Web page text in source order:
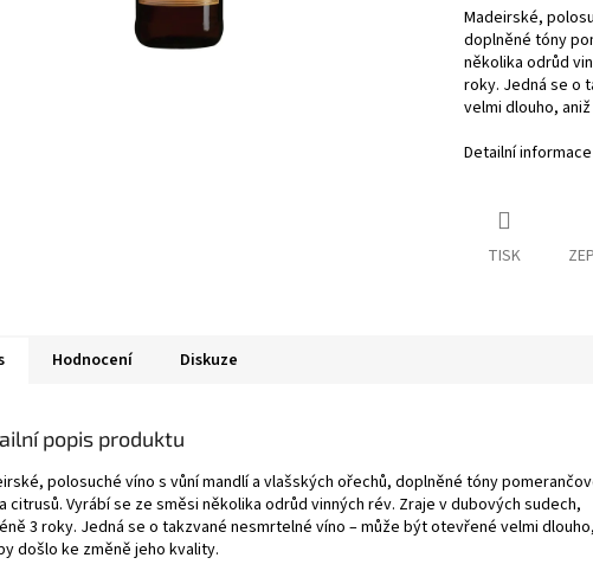
Madeirské,
doplněné tóny
několika odrůd
roky. Jedná se o
velmi dlouho,
Detailní informace
TISK
Hodnocení Diskuze
popis produktu
polosuché víno s vůní mandlí a vlašských ořechů, doplněné tóny
citrusů. Vyrábí se ze směsi několika odrůd vinných rév. Zraje v dubových sudech,
3 roky. Jedná se o takzvané nesmrtelné víno – může být otevřené velmi dlouho,
došlo ke změně jeho kvality.